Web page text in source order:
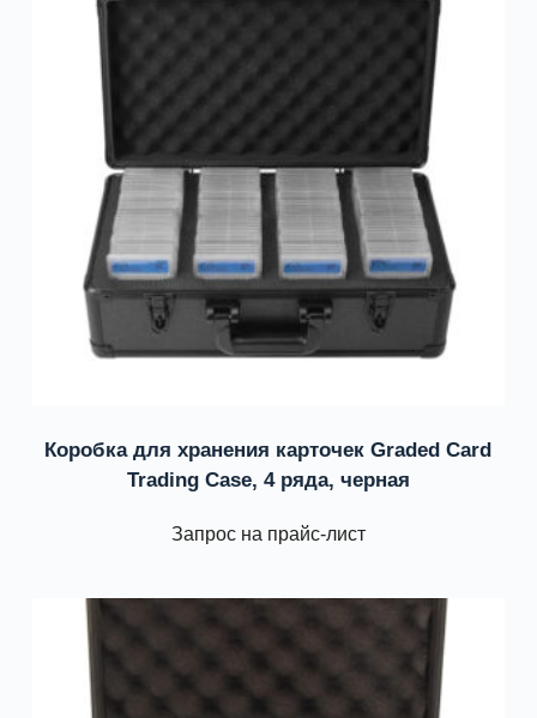
Коробка для хранения карточек Graded Card
Trading Case, 4 ряда, черная
Запрос на прайс-лист